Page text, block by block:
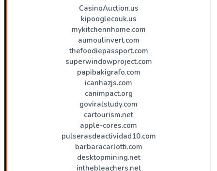
CasinoAuction.us
kipooglecouk.us
mykitchennhome.com
aumoulinvert.com
thefoodiepassport.com
superwindowproject.com
papibakigrafo.com
icanhazjs.com
canimpact.org
goviralstudy.com
cartourism.net
apple-cores.com
pulserasdeactividad10.com
barbaracarlotti.com
desktopmining.net
inthebleachers.net